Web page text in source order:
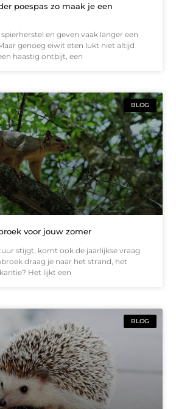
poespas zo maak je een
en geven vaak langer een
genoeg eiwit eten lukt niet altijd
haastig ontbijt, een
BLOG
voor jouw zomer
stijgt, komt ook de jaarlijkse vraag
draag je naar het strand, het
Het lijkt een
BLOG